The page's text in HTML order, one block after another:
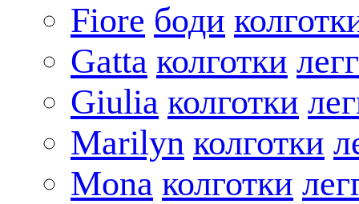
Fiore боди
Gatta колготки
Giulia колготки
Marilyn колготки
Mona колготки